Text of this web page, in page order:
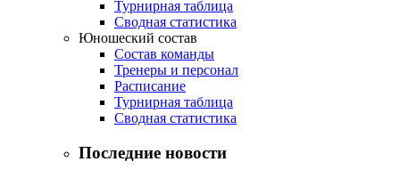
Турнирная таблица
Сводная статистика
Юношеский состав
Состав команды
Тренеры и персонал
Расписание
Турнирная таблица
Сводная статистика
Последние новости